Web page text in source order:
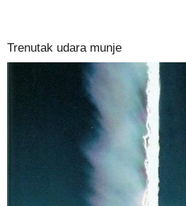
Trenutak udara munje